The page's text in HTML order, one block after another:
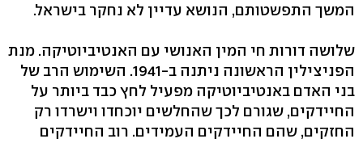
המשך התפשטותם, הנושא עדיין לא נחקר בישראל.
שלושה דורות חי המין האנושי עם האנטיביוטיקה. מנת
הפניצילין הראשונה ניתנה ב‭.1941-‬ השימוש הרב של
בני האדם באנטיביוטיקה מפעיל לחץ כבד ביותר על
החיידקים, שגורם לכך שהחלשים יוכחדו וישרדו רק
החזקים, שהם החיידקים העמידים. רוב החיידקים